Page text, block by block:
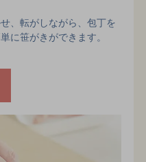
、転がしながら、包丁を
に笹がきができます。